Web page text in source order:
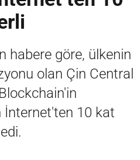
habere göre, ülkenin
olan Çin Central
İnternet'ten 10 kat